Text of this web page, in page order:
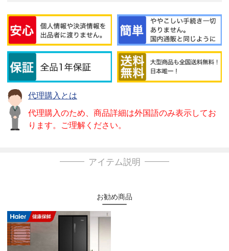
代理購入とは
代理購入のため、商品詳細は外国語のみ表示してお
ります。ご理解ください。
アイテム説明
お勧め商品